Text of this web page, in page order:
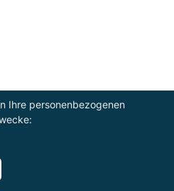
Ihre personenbezogenen